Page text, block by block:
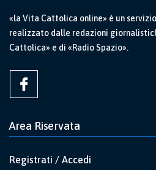
«la Vita Cattolica online» è un
realizzato dalle redazioni
Cattolica» e di «Radio Spazio».
Area Riservata
Registrati / Accedi